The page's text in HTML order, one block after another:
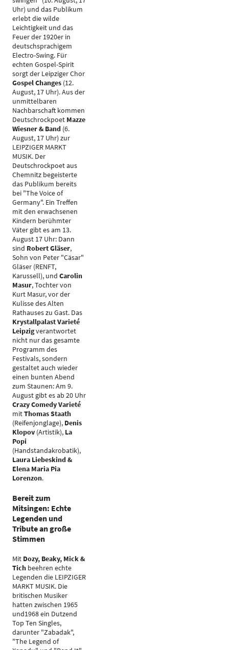
Uhr) und das Publikum
erlebt die wilde
Leichtigkeit und das
Feuer der 1920er in
deutschsprachigem
Electro-Swing. Für
echten Gospel-Spirit
sorgt der Leipziger Chor
Gospel Changes (12.
August, 17 Uhr). Aus der
unmittelbaren
Nachbarschaft kommen
Deutschrockpoet Mazze
Wiesner & Band (6.
August, 17 Uhr) zur
LEIPZIGER MARKT
MUSIK. Der
Deutschrockpoet aus
Chemnitz begeisterte
das Publikum bereits
bei "The Voice of
Germany". Ein Treffen
mit den erwachsenen
Kindern berühmter
Väter gibt es am 13.
August 17 Uhr: Dann
sind Robert Gläser,
Sohn von Peter "Cäsar"
Gläser (RENFT,
Karussell), und Carolin
Masur, Tochter von
Kurt Masur, vor der
Kulisse des Alten
Rathauses zu Gast. Das
Krystallpalast Varieté
Leipzigverantwortet
nicht nur das gesamte
Programm des
Festivals, sondern
gestaltet auch wieder
einen bunten Abend
zum Staunen: Am 9.
August gibt es ab 20 Uhr
Crazy Comedy Varieté
mitThomas Staath
(Reifenjonglage), Denis
Klopov (Artistik), La
Popi
(Handstandakrobatik),
Laura Liebeskind &
Elena Maria Pia
Lorenzon.
Bereit zum
Mitsingen: Echte
Legenden und
Tribute an große
Stimmen
Mit Dozy, Beaky, Mick &
Tich beehren echte
Legenden die LEIPZIGER
MARKT MUSIK. Die
britischen Musiker
hatten zwischen 1965
und1968 ein Dutzend
Top Ten Singles,
darunter "Zabadak",
"The Legend of